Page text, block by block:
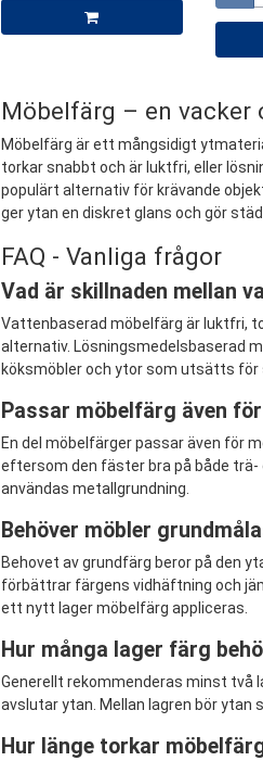
Möbelfärg – en vacker
Möbelfärg är ett mångsidigt
torkar snabbt och är luktfri, eller
populärt alternativ för krävande
ger ytan en diskret glans och gör
FAQ - Vanliga frågor
Vad är skillnaden mellan
Vattenbaserad möbelfärg är luktfri,
alternativ. Lösningsmedelsbaserad
köksmöbler och ytor som utsätts för
Passar möbelfärg även
En del möbelfärger passar även för
eftersom den fäster bra på både trä-
användas metallgrundning.
Behöver möbler
Behovet av grundfärg beror på den
förbättrar färgens vidhäftning och
ett nytt lager möbelfärg appliceras.
Hur många lager färg
Generellt rekommenderas minst två
avslutar ytan. Mellan lagren bör
Hur länge torkar